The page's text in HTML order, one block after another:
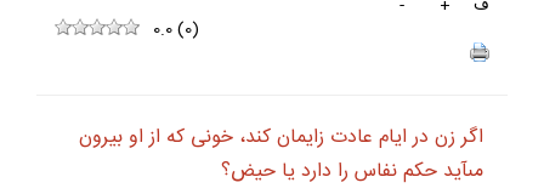
ف
+
-
0.0(0)
اگر زن در ايام عادت زايمان كند، خونى كه از او بيرون
مى‏آيد حكم نفاس را دارد يا حيض؟